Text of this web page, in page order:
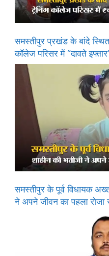
समस्तीपुर प्रखंड के बांदे स्थित
कॉलेज परिसर में “दावते
समस्तीपुर के पूर्व विधायक
ने अपने जीवन का पहला रोजा